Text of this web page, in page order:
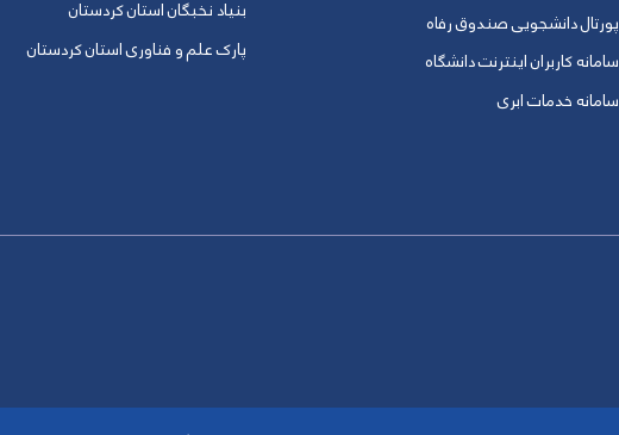
پورتال دانشجویی صندوق رفاه
سامانه کاربران اینترنت دانشگاه
سامانه خدمات ابری
بنیاد نخبگان استان کردستان
پارک علم و فناوری استان کردستان